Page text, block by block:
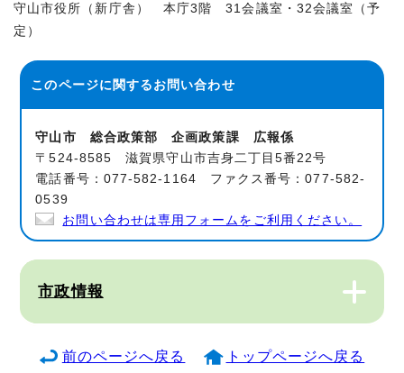
守山市役所（新庁舎） 本庁3階 31会議室・32会議室（予
定）
このページに関するお問い合わせ
守山市 総合政策部 企画政策課 広報係
〒524-8585 滋賀県守山市吉身二丁目5番22号
電話番号：077-582-1164 ファクス番号：077-582-
0539
お問い合わせは専用フォームをご利用ください。
市政情報
前のページへ戻る トップページへ戻る